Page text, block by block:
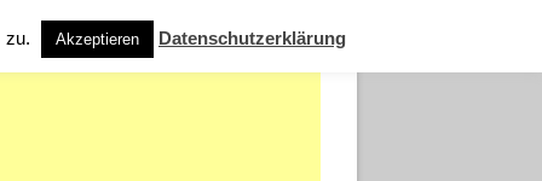
zu. Akzeptieren Datenschutzerklärung